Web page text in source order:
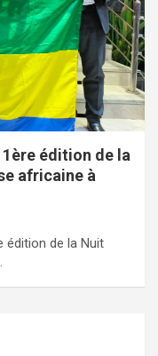
édition de la
africaine à
édition de la Nuit